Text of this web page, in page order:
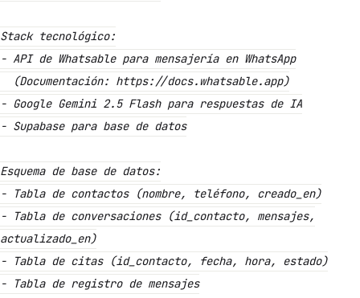
Stack tecnológico:
- API de Whatsable para mensajería en WhatsApp
(Documentación: https://docs.whatsable.app)
- Google Gemini 2.5 Flash para respuestas de IA
- Supabase para base de datos
Esquema de base de datos:
- Tabla de contactos (nombre, teléfono, creado_en)
- Tabla de conversaciones (id_contacto, mensajes,
actualizado_en)
- Tabla de citas (id_contacto, fecha, hora, estado)
- Tabla de registro de mensajes